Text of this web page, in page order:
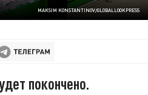
MAKSIM KONSTANTINOV/GLOBALLOOKPRESS
покончено.